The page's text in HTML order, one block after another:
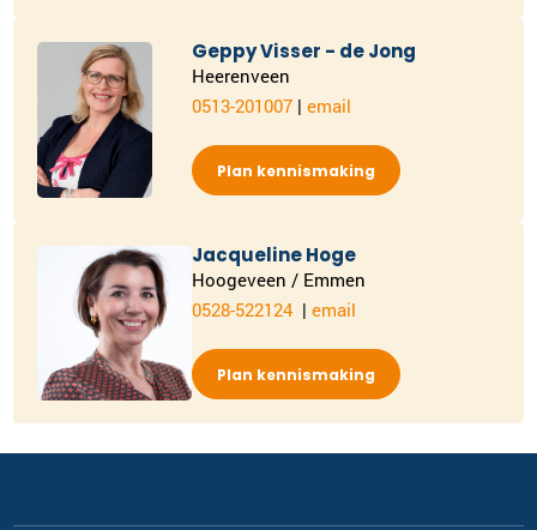
Geppy Visser - de Jong
Heerenveen
0513-201007| email
Plan kennismaking
Jacqueline Hoge
Hoogeveen / Emmen
0528-522124 | email
Plan kennismaking